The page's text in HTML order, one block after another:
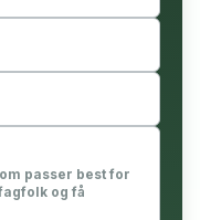
passer best for
og få